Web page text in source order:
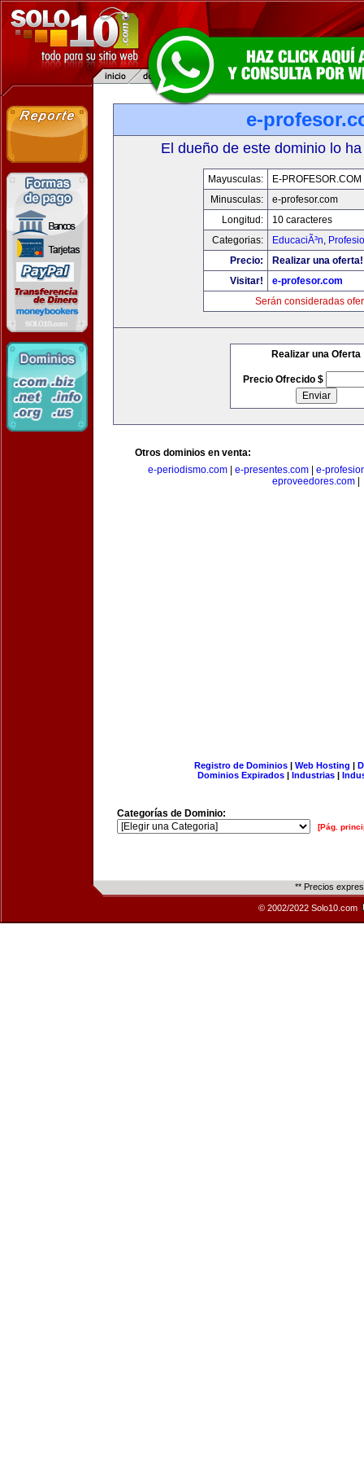
e-
El dueño de este dominio lo
Mayusculas:
E-PROFESOR.COM
Minusculas:
e-profesor.com
Longitud:
10 caracteres
Categorias:
EducaciÃ³n,
Precio:
Realizar una oferta!
Visitar!
e-profesor.com
Serán consideradas
Realizar una Oferta
Precio Ofrecido $
Otros dominios en venta:
e-periodismo.com
e-presentes.com
e-
eproveedores.com
Registro de Dominios| Web Hosting |
Dominios Expirados | Industrias |
Categorías de Dominio:
[Pág.
** Precios
© 2002/2022 Solo10.com